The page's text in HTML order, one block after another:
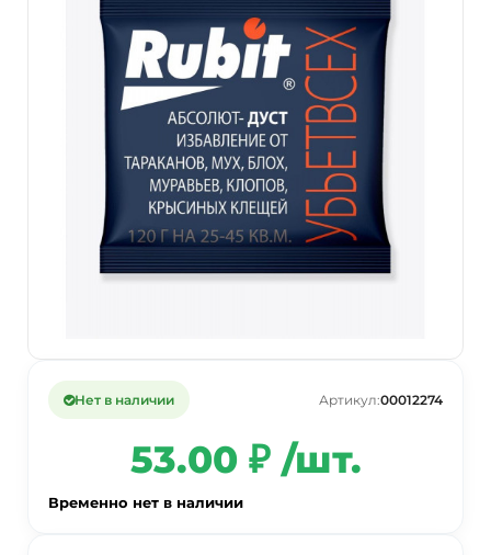
Нет в наличии Артикул:00012274
53.00 ₽ /шт.
Временно нет в наличии